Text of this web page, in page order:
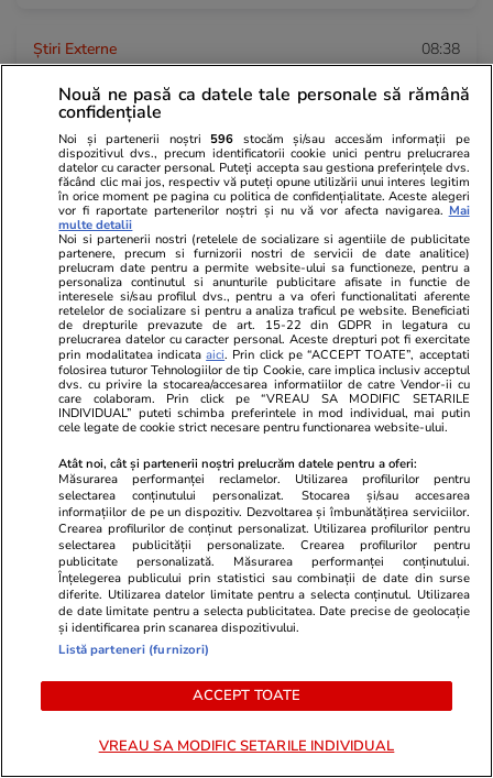
Știri Externe 08:38
O tânără trimite de luni întregi sute de CV-uri,
inclusiv pentru posturi de femeie de serviciu, în
Austria, și nu o angajează nimeni: „Vreau doar
să lucrez”
Fotbal 08:15
Cine transmite Dinamo – Universitatea Craiova
la TV. La ce oră începe meciul din Liga 1
Auto 08:09
Dacă vrei să cumperi anvelope all season
pentru mașina ta, evită aceste cinci modele
Citește mai multe
TRENDING
Știri România
Procurorii DNA ar fi găsit 500.000 de euro
cash acasă la directorul general al Uzinei
Patek Philippe și Rolex
Nouă ne pasă ca datele tale personale să rămână
confidențiale
Noi și partenerii noștri 596 stocăm și/sau accesăm informații pe
dispozitivul dvs., precum identificatorii cookie unici pentru prelucrarea
datelor cu caracter personal. Puteți accepta sau gestiona preferințele dvs.
făcând clic mai jos, respectiv vă puteți opune utilizării unui interes legitim
în orice moment pe pagina cu politica de confidențialitate. Aceste alegeri
vor fi raportate partenerilor noștri și nu vă vor afecta navigarea. Mai
multe detalii
Noi si partenerii nostri (retelele de socializare si agentiile de publicitate
partenere, precum si furnizorii nostri de servicii de date analitice)
prelucram date pentru a permite website-ului sa functioneze, pentru a
personaliza continutul si anunturile publicitare afisate in functie de
interesele si/sau profilul dvs., pentru a va oferi functionalitati aferente
retelelor de socializare si pentru a analiza traficul pe website. Beneficiati
de drepturile prevazute de art. 15-22 din GDPR in legatura cu
prelucrarea datelor cu caracter personal. Aceste drepturi pot fi exercitate
prin modalitatea indicataaici. Prin click pe “ACCEPT TOATE”, acceptati
folosirea tuturor Tehnologiilor de tip Cookie, care implica inclusiv acceptul
dvs. cu privire la stocarea/accesarea informatiilor de catre Vendor-ii cu
care colaboram. Prin click pe “VREAU SA MODIFIC SETARILE
INDIVIDUAL” puteti schimba preferintele in mod individual, mai putin
cele legate de cookie strict necesare pentru functionarea website-ului.
Atât noi, cât și partenerii noștri prelucrăm datele pentru a oferi:
Măsurarea performanței reclamelor. Utilizarea profilurilor pentru
selectarea conținutului personalizat. Stocarea și/sau accesarea
informațiilor de pe un dispozitiv. Dezvoltarea și îmbunătățirea serviciilor.
Crearea profilurilor de conținut personalizat. Utilizarea profilurilor pentru
selectarea publicității personalizate. Crearea profilurilor pentru
publicitate personalizată. Măsurarea performanței conținutului.
Înțelegerea publicului prin statistici sau combinații de date din surse
diferite. Utilizarea datelor limitate pentru a selecta conținutul. Utilizarea
de date limitate pentru a selecta publicitatea. Date precise de geolocație
și identificarea prin scanarea dispozitivului.
Listă parteneri (furnizori)
ACCEPT TOATE
VREAU SA MODIFIC SETARILE INDIVIDUAL